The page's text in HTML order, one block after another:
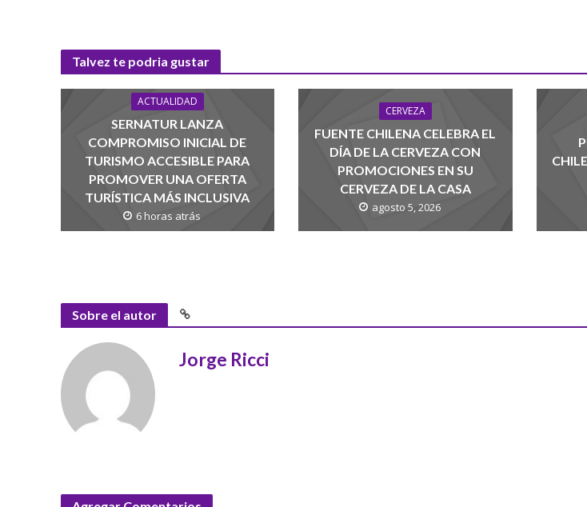
Talvez te podria gustar
ACTUALIDAD
SERNATUR LANZA
COMPROMISO INICIAL DE
TURISMO ACCESIBLE PARA
PROMOVER UNA OFERTA
TURÍSTICA MÁS INCLUSIVA
6 horas atrás
CERVEZA
FUENTE CHILENA CELEBRA EL
DÍA DE LA CERVEZA CON
PROMOCIONES EN SU
CERVEZA DE LA CASA
agosto 5, 2026
Sobre el autor
Jorge Ricci